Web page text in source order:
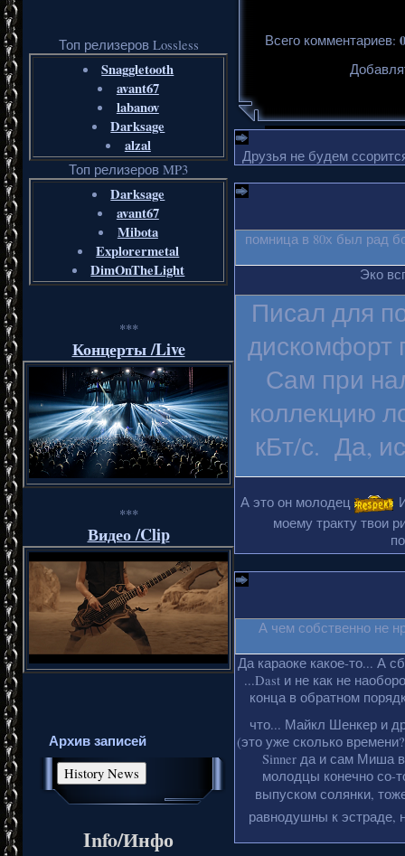
Топ релизеров Lossless
Snaggletooth
avant67
labanov
Darksage
alzal
Топ релизеров MP3
Darksage
avant67
Mibota
Explorermetal
DimOnTheLight
***
Концерты /Live
***
Видео /Clip
Архив записей
Info/Инфо
Всего комментариев: 0
Друзья не будем
помница в 80х был рад
Эко
Писал для
дискомфорт
Сам при
коллекцию
кБт/с. Да,
А это он молодец
моему тракту твои
А чем собственно не
Да караоке какое-то... А
...Dast и не как не
конца в обратном
что... Майкл Шенкер и
(это уже сколько
Sinner да и сам Миша
молодцы конечно со-
выпуском солянки,
равнодушны к эстраде,